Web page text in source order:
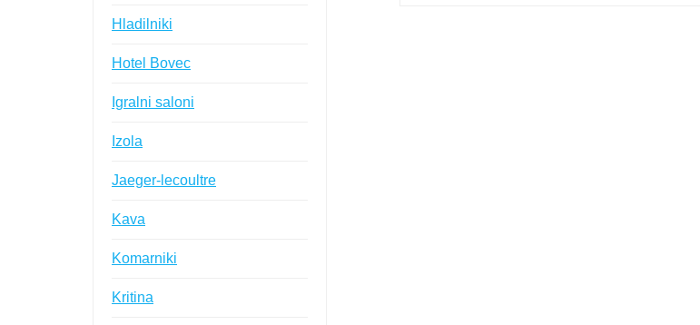
Hladilniki
Hotel Bovec
Igralni saloni
Izola
Jaeger-lecoultre
Kava
Komarniki
Kritina